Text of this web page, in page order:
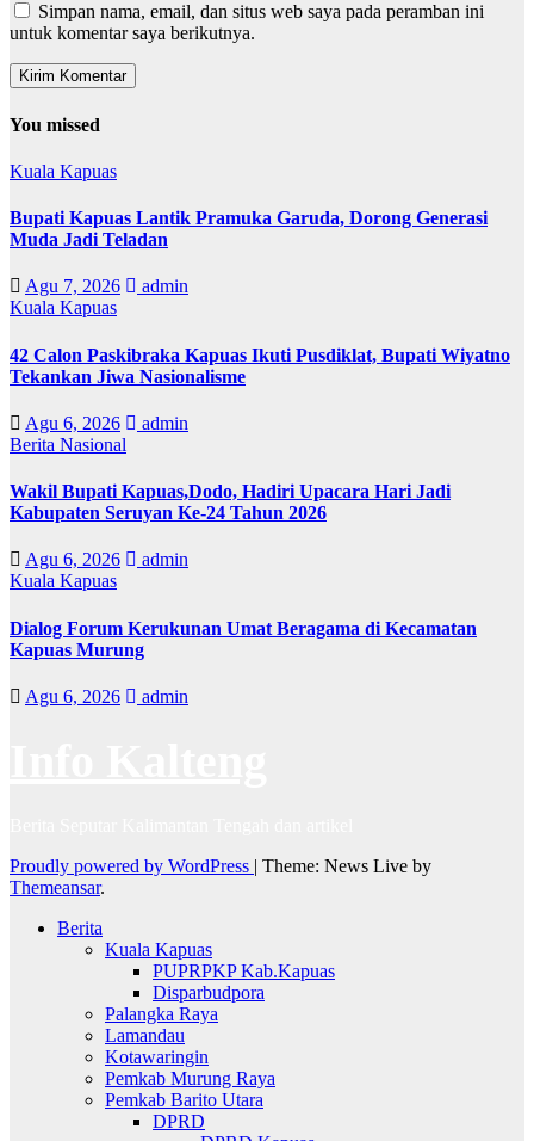
Simpan nama, email, dan situs web saya pada peramban ini
untuk komentar saya berikutnya.
You missed
Kuala Kapuas
Bupati Kapuas Lantik Pramuka Garuda, Dorong Generasi
Muda Jadi Teladan
Agu 7, 2026
admin
Kuala Kapuas
42 Calon Paskibraka Kapuas Ikuti Pusdiklat, Bupati Wiyatno
Tekankan Jiwa Nasionalisme
Agu 6, 2026
admin
Berita Nasional
Wakil Bupati Kapuas,Dodo, Hadiri Upacara Hari Jadi
Kabupaten Seruyan Ke-24 Tahun 2026
Agu 6, 2026
admin
Kuala Kapuas
Dialog Forum Kerukunan Umat Beragama di Kecamatan
Kapuas Murung
Agu 6, 2026 admin
Proudly powered by WordPress | Theme: News Live by
Themeansar.
Berita
Kuala Kapuas
PUPRPKP Kab.Kapuas
Disparbudpora
Palangka Raya
Lamandau
Kotawaringin
Pemkab Murung Raya
Pemkab Barito Utara
DPRD